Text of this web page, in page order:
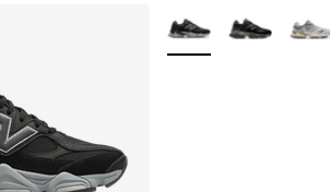
Plus de couleurs